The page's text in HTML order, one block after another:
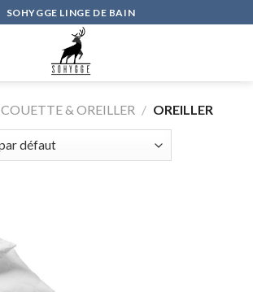
SOHYGGE LINGE DE BAIN
COUETTE & OREILLER / OREILLER